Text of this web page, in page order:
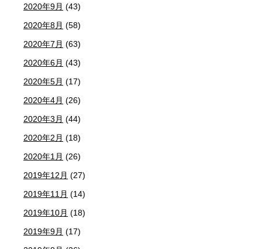
2020年9月 (43)
2020年8月 (58)
2020年7月 (63)
2020年6月 (43)
2020年5月 (17)
2020年4月 (26)
2020年3月 (44)
2020年2月 (18)
2020年1月 (26)
2019年12月 (27)
2019年11月 (14)
2019年10月 (18)
2019年9月 (17)